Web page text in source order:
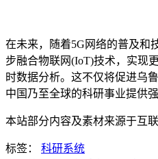
在未来，随着5G网络的普及和
步融合物联网(IoT)技术，实现
时数据分析。这不仅将促进乌
中国乃至全球的科研事业提供
本站部分内容及素材来源于互
标签： 科研系统